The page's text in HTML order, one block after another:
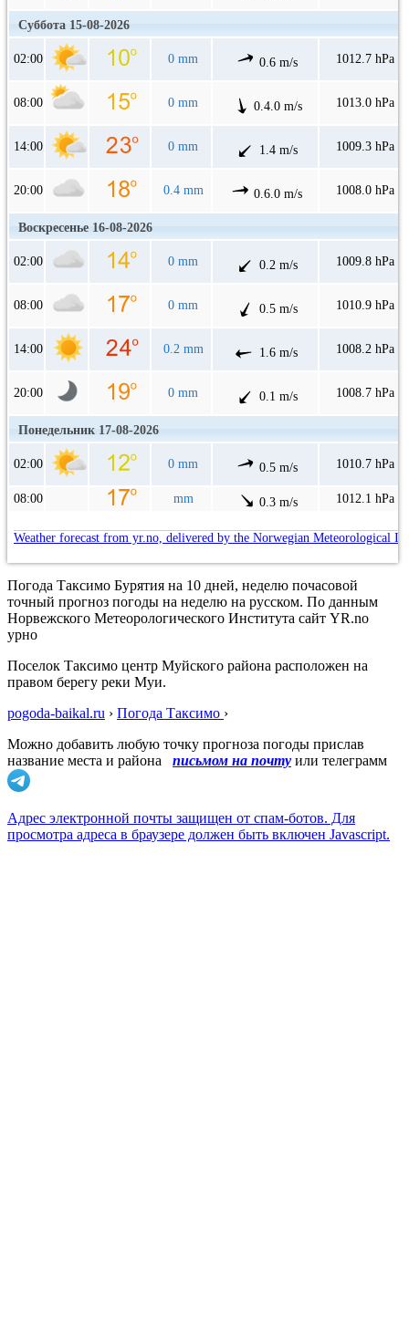
Суббота 15-08-2026
02:00 0 mm 0.6 m/s 1012.7 hPa
08:00 0 mm 0.4.0 m/s 1013.0 hPa
14:00 0 mm 1.4 m/s 1009.3 hPa
20:00 0.4 mm 0.6.0 m/s 1008.0 hPa
Воскресенье 16-08-2026
02:00 0 mm 0.2 m/s 1009.8 hPa
08:00 0 mm 0.5 m/s 1010.9 hPa
14:00 0.2 mm 1.6 m/s 1008.2 hPa
20:00 0 mm 0.1 m/s 1008.7 hPa
Понедельник 17-08-2026
02:00 0 mm 0.5 m/s 1010.7 hPa
08:00 mm 0.3 m/s 1012.1 hPa
Weather forecast from yr.no, delivered by the Norwegian Meteorological
Погода Таксимо Бурятия на 10 дней, неделю почасовой
точный прогноз погоды на неделю на русском. По данным
Норвежского Метеорологического Института сайт YR.no
урно
Поселок Таксимо центр Муйского района расположен на
правом берегу реки Муи.
pogoda-baikal.ru › Погода Таксимо ›
Можно добавить любую точку прогноза погоды прислав
название места и района
письмом на почту или телеграмм
Адрес электронной почты защищен от спам-ботов. Для
просмотра адреса в браузере должен быть включен Javascript.